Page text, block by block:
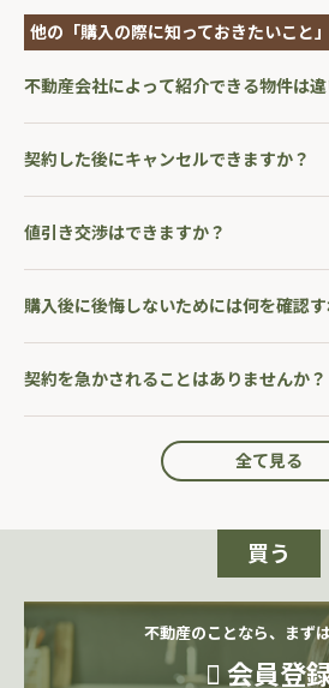
他の「購入の際に知っておきたいこと
不動産会社によって紹介できる物件は違
契約した後にキャンセルできますか？
値引き交渉はできますか？
購入後に後悔しないためには何を確認
契約を急かされることはありませんか？
全て見る
買う
不動産のことなら、まず
会員登